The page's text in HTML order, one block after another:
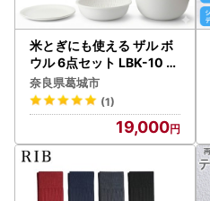
米とぎにも使える ザル ボ
ウル 6点セット LBK-10 ホ
ワイト ／ キッチン用品 調
理器具 耐熱 重ねて収納 コ
ンパクト ライクイット lik
e-it 奈良県 葛城市【like0
21-3A】
奈良県葛城市
(1)
19,000